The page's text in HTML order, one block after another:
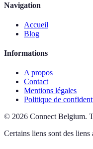
Navigation
Accueil
Blog
Informations
A propos
Contact
Mentions légales
Politique de
© 2026 Connect Belgium.
Certains liens sont des liens